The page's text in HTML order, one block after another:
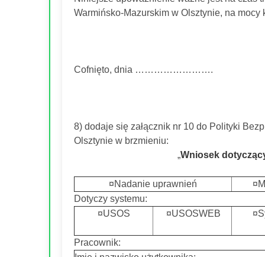
Warmińsko-Mazurskim w Olsztynie, na
Cofnięto, dnia …………………….
8) dodaje się załącznik nr 10 do Polityki
Olsztynie w brzmieniu:
„Wniosek
¤Nadanie uprawnień
Dotyczy systemu:
¤USOS
¤USOSWEB
Pracownik: